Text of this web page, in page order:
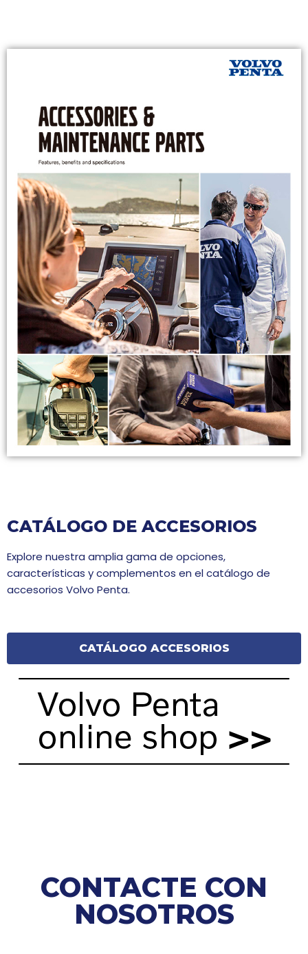
CATÁLOGO DE ACCESORIOS
Explore nuestra amplia gama de opciones,
características y complementos en el catálogo de
accesorios Volvo Penta.
CATÁLOGO ACCESORIOS
CONTACTE CON
NOSOTROS